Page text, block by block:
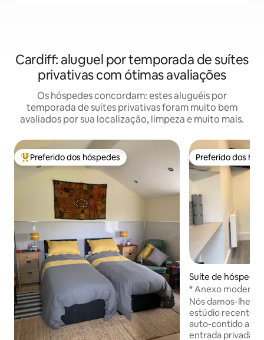
Cardiff: aluguel por temporada de suítes
privativas com ótimas avaliações
Os hóspedes concordam: estes aluguéis por
temporada de suítes privativas foram muito bem
avaliados por sua localização, limpeza e muito mais.
Entre os melhores preferidos dos hóspedes
Preferido dos hóspedes Preferido dos
Preferido dos
Suíte de
-super-Mare
* Anexo moderno
privado e
Nós damos-lhe
estúdio
auto-contido
entrada privada e